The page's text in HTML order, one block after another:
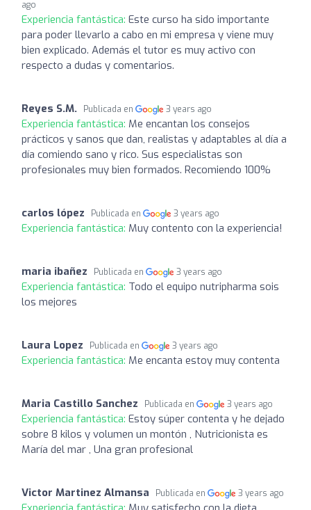
ago
Experiencia fantástica: Este curso ha sido importante
para poder llevarlo a cabo en mi empresa y viene muy
bien explicado. Además el tutor es muy activo con
respecto a dudas y comentarios.
Reyes S.M. Publicada en 3 years ago
Experiencia fantástica: Me encantan los consejos
prácticos y sanos que dan, realistas y adaptables al día a
día comiendo sano y rico. Sus especialistas son
profesionales muy bien formados. Recomiendo 100%
carlos lópez Publicada en 3 years ago
Experiencia fantástica: Muy contento con la experiencia!
maria ibañez Publicada en 3 years ago
Experiencia fantástica: Todo el equipo nutripharma sois
los mejores
Laura Lopez Publicada en 3 years ago
Experiencia fantástica: Me encanta estoy muy contenta
Maria Castillo Sanchez Publicada en 3 years ago
Experiencia fantástica: Estoy súper contenta y he dejado
sobre 8 kilos y volumen un montón , Nutricionista es
María del mar , Una gran profesional
Victor Martinez Almansa Publicada en 3 years ago